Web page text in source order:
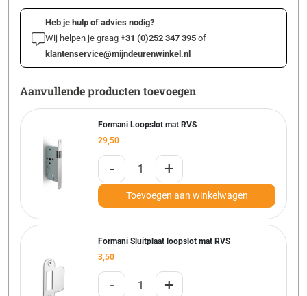
Heb je hulp of advies nodig?
Wij helpen je graag +31 (0)252 347 395 of
klantenservice@mijndeurenwinkel.nl
Aanvullende producten toevoegen
Formani Loopslot mat RVS
29,50
- +
Toevoegen aan winkelwagen
Formani Sluitplaat loopslot mat RVS
3,50
- +